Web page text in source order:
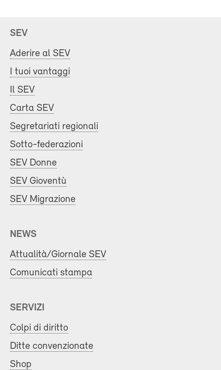
SEV
Aderire al SEV
I tuoi vantaggi
Il SEV
Carta SEV
Segretariati regionali
Sotto-federazioni
SEV Donne
SEV Gioventù
SEV Migrazione
NEWS
Attualità/Giornale SEV
Comunicati stampa
SERVIZI
Colpi di diritto
Ditte convenzionate
Shop